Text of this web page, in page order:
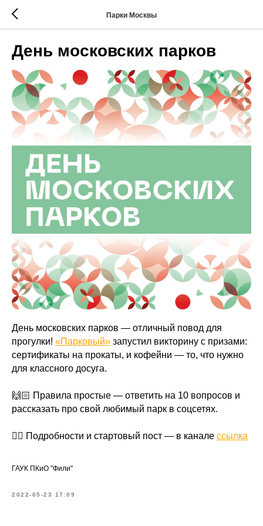
Парки Москвы
День московских парков
День московских парков — отличный повод для
прогулки! «Парковый» запустил викторину с призами:
сертификаты на прокаты, и кофейни — то, что нужно
для классного досуга.
🙌🏻 Правила простые — ответить на 10 вопросов и
рассказать про свой любимый парк в соцсетях.
👉🏻 Подробности и стартовый пост — в канале ссылка
ГАУК ПКиО "Фили"
2022-05-23 17:09